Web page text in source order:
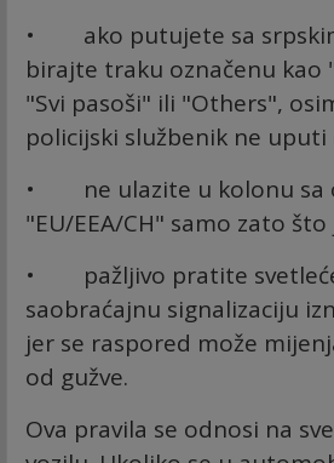
• ako putujete sa
birajte traku označenu kao
"Svi pasoši" ili "Others",
policijski službenik ne uputi
• ne ulazite u kolonu sa
"EU/EEA/CH" samo zato što
• pažljivo pratite
saobraćajnu signalizaciju
jer se raspored može
od gužve.
Ova pravila se odnosi na